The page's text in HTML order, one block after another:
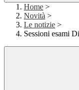
Home >
Novità >
Le notizie >
Sessioni esami